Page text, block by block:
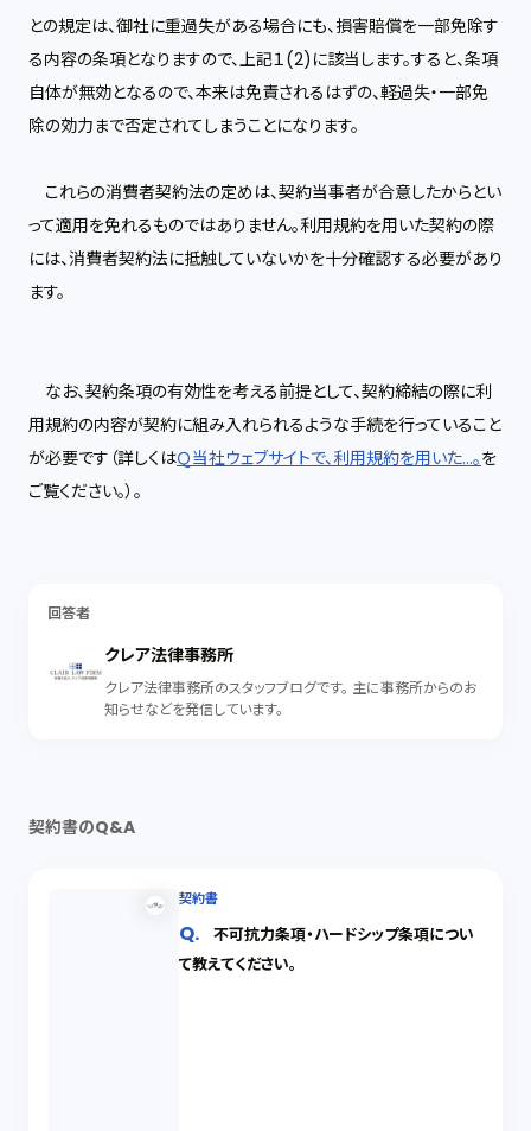
との規定は、御社に重過失がある場合にも、損害賠償を一部免除す
る内容の条項となりますので、上記１(2)に該当します。すると、条項
自体が無効となるので、本来は免責されるはずの、軽過失・一部免
除の効力まで否定されてしまうことになります。
これらの消費者契約法の定めは、契約当事者が合意したからとい
って適用を免れるものではありません。利用規約を用いた契約の際
には、消費者契約法に抵触していないかを十分確認する必要があり
ます。
なお、契約条項の有効性を考える前提として、契約締結の際に利
用規約の内容が契約に組み入れられるような手続を行っていること
が必要です（詳しくはＱ当社ウェブサイトで、利用規約を用いた...。を
ご覧ください。）。
回答者
クレア法律事務所
クレア法律事務所のスタッフブログです。 主に事務所からのお
知らせなどを発信しています。
契約書のQ&A
契約書
不可抗力条項・ハードシップ条項につい
て教えてください。